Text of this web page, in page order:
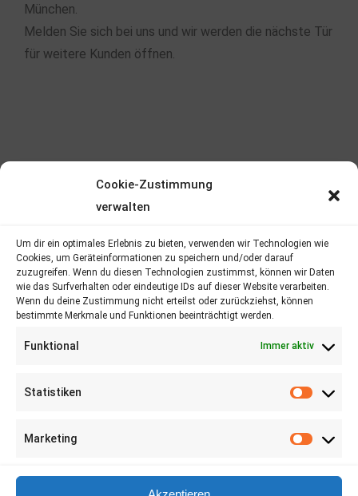
Cookie-Zustimmung
verwalten
Um dir ein optimales Erlebnis zu bieten, verwenden wir Technologien wie
Cookies, um Geräteinformationen zu speichern und/oder darauf
zuzugreifen. Wenn du diesen Technologien zustimmst, können wir Daten
wie das Surfverhalten oder eindeutige IDs auf dieser Website verarbeiten.
Wenn du deine Zustimmung nicht erteilst oder zurückziehst, können
bestimmte Merkmale und Funktionen beeinträchtigt werden.
Funktional Immer aktiv
Statistiken
Marketing
München.
Melden Sie sich bei uns und wir werden die nächste Tür
für weitere Kunden öffnen.
Persönlicher Ansprechpartner​